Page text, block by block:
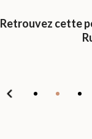
Retrouvez cette